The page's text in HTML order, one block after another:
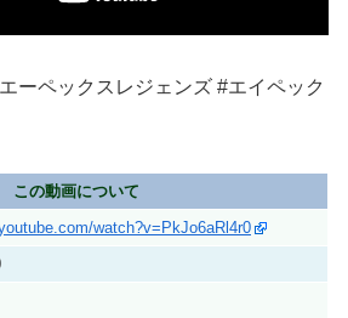
ーペックスレジェンズ #エイペック
この動画について
watch?v=PkJo6aRl4r0